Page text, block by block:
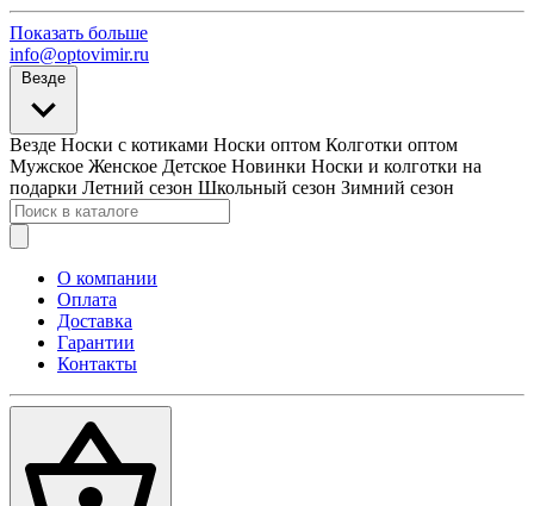
Показать больше
info@optovimir.ru
Везде
Везде Носки с котиками Носки оптом Колготки оптом
Мужское Женское Детское Новинки Носки и колготки на
подарки Летний сезон Школьный сезон Зимний сезон
О компании
Оплата
Доставка
Гарантии
Контакты